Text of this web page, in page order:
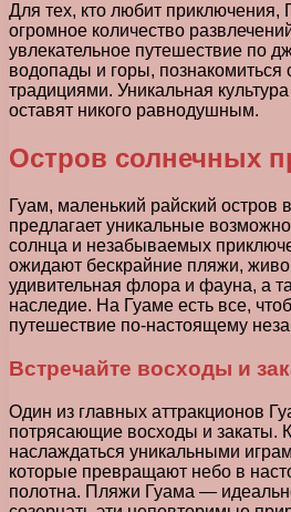
Для тех, кто любит приключения,
огромное количество
увлекательное путешествие по
водопады и горы,
традициями. Уникальная
оставят никого равнодушным.
Остров солнечных
Гуам, маленький райский остров
предлагает уникальные
солнца и незабываемых
ожидают бескрайние пляжи,
удивительная флора и фауна, а
наследие. На Гуаме есть все,
путешествие по-настоящему
Встречайте восходы и
Один из главных аттракционов
потрясающие восходы и закаты.
наслаждаться уникальными
которые превращают небо в
полотна. Пляжи Гуама —